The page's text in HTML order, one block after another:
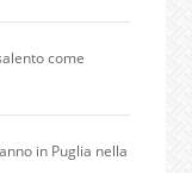
come
in Puglia nella